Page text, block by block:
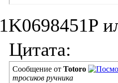
1K0698451P
Цитата:
Сообщение от Totoro
тросиков ручника